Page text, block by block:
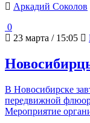
Аркадий Соколов
0
23 марта / 15:05
В Новосибирске
передвижной
Мероприятие